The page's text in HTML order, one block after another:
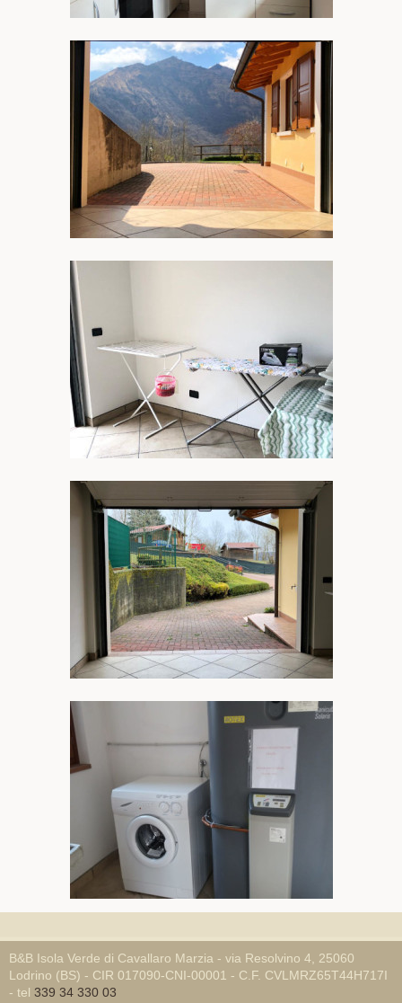
B&B Isola Verde di Cavallaro Marzia - via Resolvino 4, 25060
Lodrino (BS) - CIR 017090-CNI-00001 - C.F. CVLMRZ65T44H717I
- tel 339 34 330 03